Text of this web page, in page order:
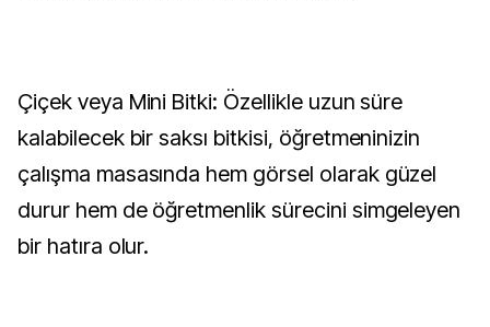
Çiçek veya Mini Bitki: Özellikle uzun süre
kalabilecek bir saksı bitkisi, öğretmeninizin
çalışma masasında hem görsel olarak güzel
durur hem de öğretmenlik sürecini simgeleyen
bir hatıra olur.